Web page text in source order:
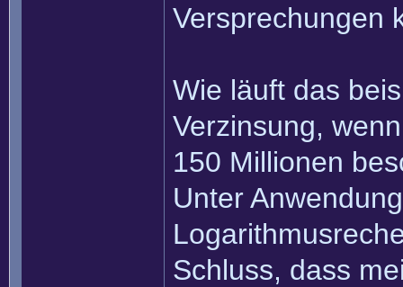
Versprechungen
Wie läuft das
Verzinsung,
150 Millionen
Unter
Schluss, dass